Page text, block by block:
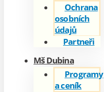
Ochrana
osobních
údajů
Partneři
Mš Dubina
Programy
a ceník